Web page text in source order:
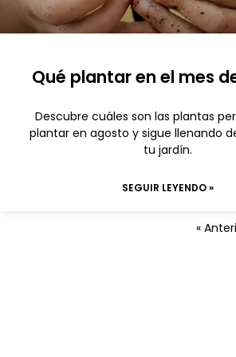
Qué plantar en el mes
Descubre cuáles son las plantas
plantar en agosto y sigue llenando
tu jardín.
SEGUIR LEYENDO »
«